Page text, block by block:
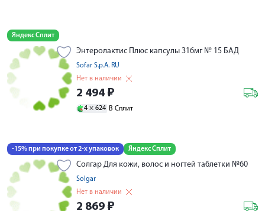
Яндекс Сплит
Энтеролактис Плюс капсулы 316мг № 15 БАД
Sofar S.p.A. RU
Нет в наличии
2 494 ₽
4 × 624 В Сплит
-15% при покупке от 2-х упаковок Яндекс Сплит
Солгар Для кожи, волос и ногтей таблетки №60
Solgar
Нет в наличии
2 869 ₽